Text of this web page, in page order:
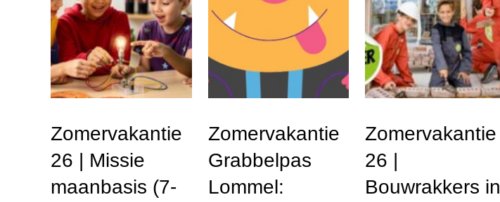
Zomervakantie
26 | Missie
maanbasis (7-
Zomervakantie
Grabbelpas
Lommel:
Zomervakantie
26 |
Bouwrakkers in